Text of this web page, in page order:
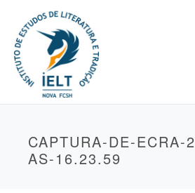
CAPTURA-DE-ECRA-
AS-16.23.59